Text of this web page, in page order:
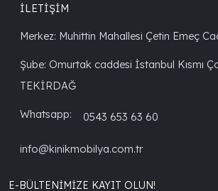
İLETİŞİM
Merkez: Muhittin Mahallesi Çetin Emeç
Şube: Omurtak caddesi İstanbul Kısmı
TEKİRDAĞ
Whatsapp: 0543 653 63 60
info@kinikmobilya.com.tr
E-BÜLTENIMIZE KAYIT OLUN!